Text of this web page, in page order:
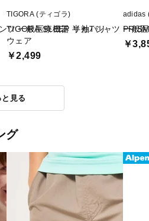
ツ 一般医療機器 リカバリ
TIGORA (ティゴラ)
TIGORA SLEEP 半袖Tシャツ 一般
ウェア
￥2,499
adidas
￥
見る
グ